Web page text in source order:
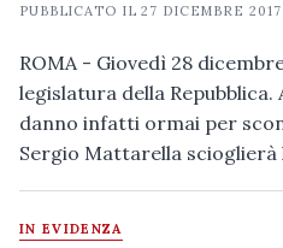
PUBBLICATO IL27 DICEMBRE 2017
ROMA - Giovedì 28
legislatura della
danno infatti ormai per
Sergio Mattarella scioglierà
IN EVIDENZA